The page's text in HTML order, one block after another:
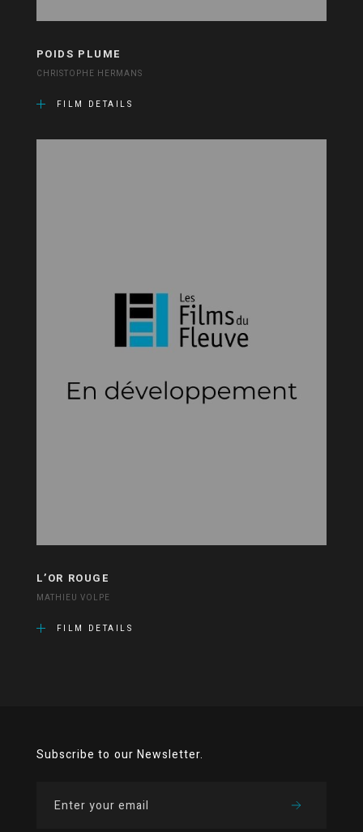
POIDS PLUME
CHRISTOPHE HERMANS
FILM DETAILS
L’OR ROUGE
MATHIEU VOLPE
FILM DETAILS
Subscribe to our Newsletter.